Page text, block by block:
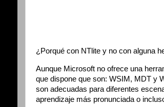
¿Porqué con NTlite y no con alguna
Aunque Microsoft no ofrece una
que dispone que son: WSIM, MDT y
son adecuadas para diferentes
aprendizaje más pronunciada o